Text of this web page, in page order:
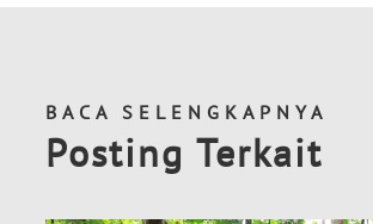
BACA SELENGKAPNYA
Posting Terkait